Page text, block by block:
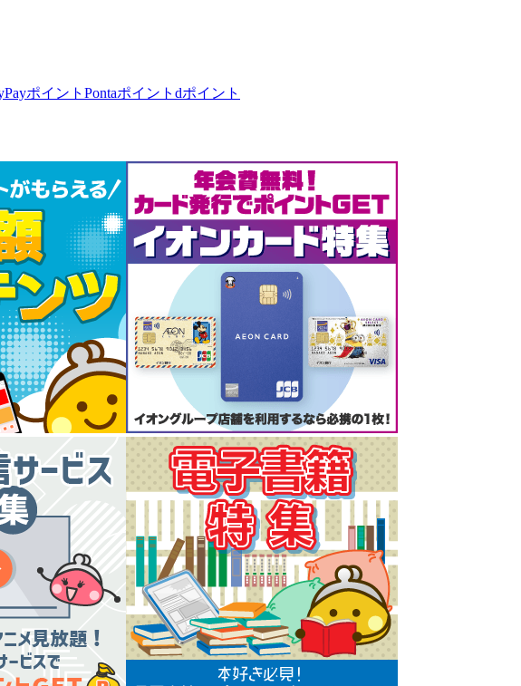
ポイント Pontaポイント dポイント